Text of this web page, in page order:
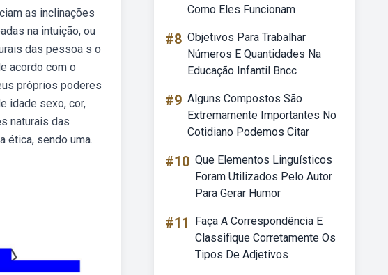
as inclinações
na intuição, ou
das pessoa s o
acordo com o
próprios poderes
idade sexo, cor,
naturais das
ética, sendo uma.
Como Eles Funcionam
#8 Objetivos Para Trabalhar
Números E Quantidades Na
Educação Infantil Bncc
#9 Alguns Compostos São
Extremamente Importantes No
Cotidiano Podemos Citar
#10 Que Elementos Linguísticos
Foram Utilizados Pelo Autor
Para Gerar Humor
#11
Faça A Correspondência E
Classifique Corretamente Os
Tipos De Adjetivos